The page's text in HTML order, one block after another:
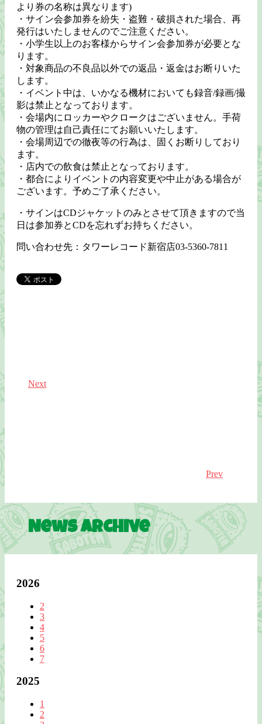
より券の名称は異なります)
・サイン会参加券を紛失・盗難・破損された場合、再
発行はいたしませんのでご注意ください。
・小学生以上のお客様からサイン会参加券が必要とな
ります。
・対象商品の不良品以外での返品・返金はお断りいた
します。
・イベント中は、いかなる機材においても録音/録画/撮
影は禁止となっております。
・会場内にロッカーやクロークはございません。手荷
物の管理は自己責任にてお願いいたします。
・会場周辺での徹夜等の行為は、固くお断りしており
ます。
・店内での飲食は禁止となっております。
・都合によりイベントの内容変更や中止がある場合が
ございます。予めご了承ください。
・サインはCDジャケットのみとさせて頂きますので当
日は参加券とCDを忘れずお持ちください。
問い合わせ先：タワーレコード新宿店03-5360-7811
Next
Prev
News Archive
2026
2
3
4
5
6
7
2025
1
2